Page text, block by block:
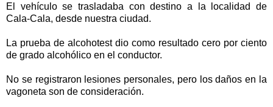
El vehículo se trasladaba con destino a la localidad de
Cala-Cala, desde nuestra ciudad.
La prueba de alcohotest dio como resultado cero por ciento
de grado alcohólico en el conductor.
No se registraron lesiones personales, pero los daños en la
vagoneta son de consideración.